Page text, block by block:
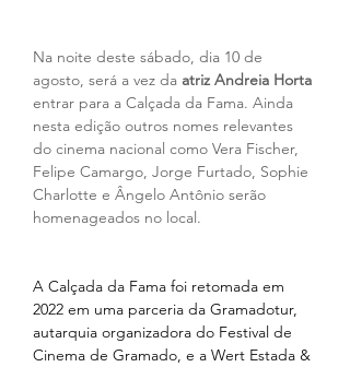
Na noite deste sábado, dia 10 de
agosto, será a vez da atriz Andreia Horta
entrar para a Calçada da Fama. Ainda
nesta edição outros nomes relevantes
do cinema nacional como Vera Fischer,
Felipe Camargo, Jorge Furtado, Sophie
Charlotte e Ângelo Antônio serão
homenageados no local.
A Calçada da Fama foi retomada em
2022 em uma parceria da Gramadotur,
autarquia organizadora do Festival de
Cinema de Gramado, e a Wert Estada &